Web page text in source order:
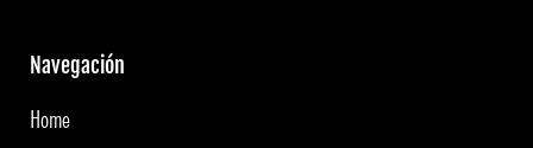
Navegación
Home